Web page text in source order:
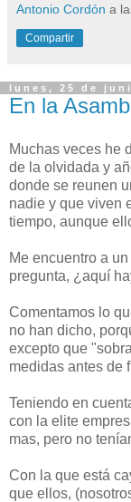
Antonio Cordón a
Compartir
lunes, 25 de
En la
Muchas veces he
de la olvidada y
donde se reunen
nadie y que viven
tiempo, aunque
Me encuentro a
pregunta, ¿aquí
Comentamos lo
no han dicho,
excepto que
medidas antes de
Teniendo en
con la elite
mas, pero no
Con la que está
que ellos,